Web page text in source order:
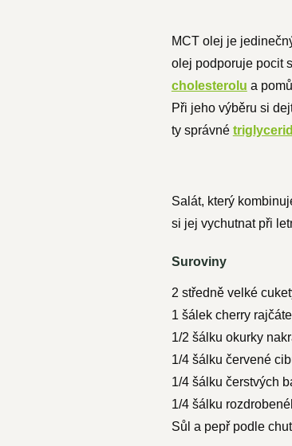
MCT olej je
olej podporuje pocit
cholesterolu a
Při jeho výběru si
ty správné
Salát, který
si jej vychutnat při
Suroviny
2 středně velké
1 šálek cherry
1/2 šálku okurky
1/4 šálku červené
1/4 šálku čerstvých
1/4 šálku
Sůl a pepř podle